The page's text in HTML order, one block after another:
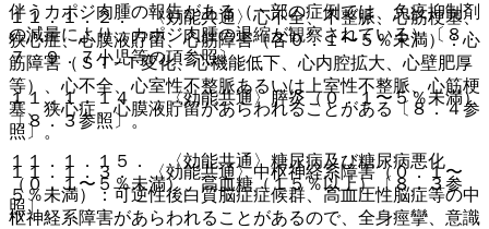
伴うカポジ肉腫の報告がある（一部の症例では、免疫抑制剤
の減量により、カポジ肉腫の退縮が観察されている）〔８．
７、９．７小児等の項参照〕。
１１．１．１４． 〈効能共通〉膵炎（０．１〜５％未満）
〔８．３参照〕。
１１．１．１５． 〈効能共通〉糖尿病及び糖尿病悪化
（０．１〜５％未満）、高血糖（１５％以上）〔８．３参
照〕。
１１．１．２． 〈効能共通〉心不全、不整脈、心筋梗塞、
狭心症、心膜液貯留、心筋障害（各０．１〜５％未満）：心
筋障害（ＳＴ−Ｔ変化、心機能低下、心内腔拡大、心壁肥厚
等）、心不全、心室性不整脈あるいは上室性不整脈、心筋梗
塞、狭心症、心膜液貯留があらわれることがある〔８．４参
照〕。
１１．１．３． 〈効能共通〉中枢神経系障害（０．１〜
５％未満）：可逆性後白質脳症症候群、高血圧性脳症等の中
枢神経系障害があらわれることがあるので、全身痙攣、意識